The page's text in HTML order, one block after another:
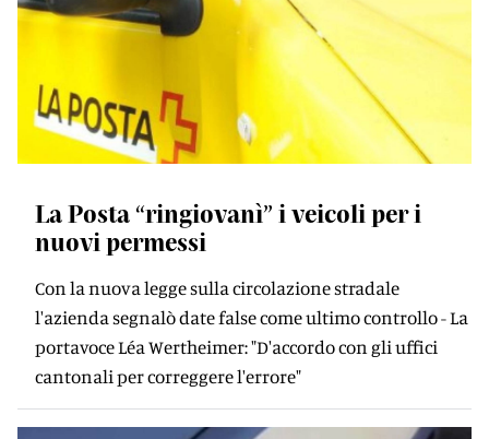
La Posta “ringiovanì” i veicoli per i
nuovi permessi
Con la nuova legge sulla circolazione stradale
l'azienda segnalò date false come ultimo controllo - La
portavoce Léa Wertheimer: "D'accordo con gli uffici
cantonali per correggere l'errore"